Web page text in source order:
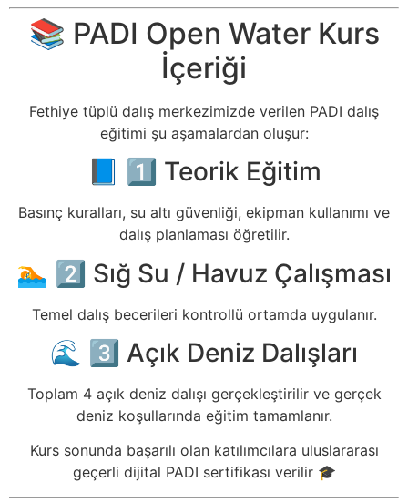
📚 PADI Open Water Kurs
İçeriği
Fethiye tüplü dalış merkezimizde verilen PADI dalış
eğitimi şu aşamalardan oluşur:
📘 1️⃣ Teorik Eğitim
Basınç kuralları, su altı güvenliği, ekipman kullanımı ve
dalış planlaması öğretilir.
🏊 2️⃣ Sığ Su / Havuz Çalışması
Temel dalış becerileri kontrollü ortamda uygulanır.
🌊 3️⃣ Açık Deniz Dalışları
Toplam 4 açık deniz dalışı gerçekleştirilir ve gerçek
deniz koşullarında eğitim tamamlanır.
Kurs sonunda başarılı olan katılımcılara uluslararası
geçerli dijital PADI sertifikası verilir 🎓